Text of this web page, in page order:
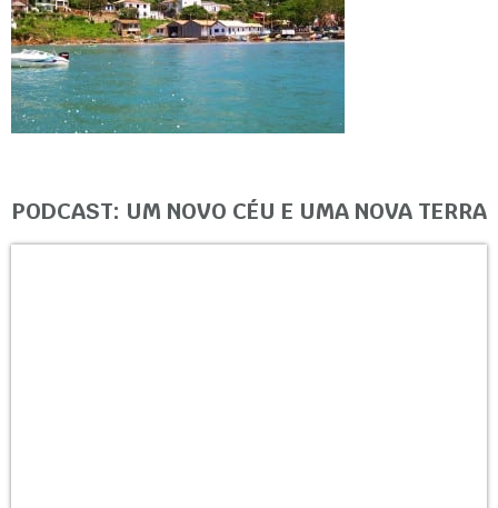
PODCAST: UM NOVO CÉU E UMA NOVA TERRA